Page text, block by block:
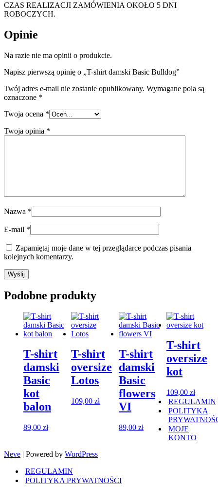
CZAS REALIZACJI ZAMÓWIENIA OKOŁO 5 DNI
ROBOCZYCH.
Opinie
Na razie nie ma opinii o produkcie.
Napisz pierwszą opinię o „T-shirt damski Basic Bulldog”
Twój adres e-mail nie zostanie opublikowany. Wymagane pola są
oznaczone *
Twoja ocena *
Twoja opinia *
Nazwa *
E-mail *
Zapamiętaj moje dane w tej przeglądarce podczas pisania
kolejnych komentarzy.
Podobne produkty
T-shirt
damski
Basic
kot
balon
89,00 zł
T-shirt
oversize
Lotos
109,00 zł
T-shirt
damski
Basic
flowers
VI
89,00 zł
T-shirt
oversize
kot
109,00 zł
REGULAMIN
POLITYKA
MOJE
KONTO
Neve | Powered by WordPress
REGULAMIN
POLITYKA PRYWATNOŚCI